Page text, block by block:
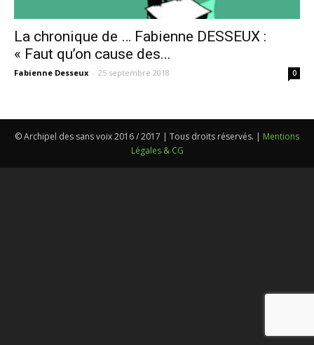
La chronique de … Fabienne DESSEUX :
« Faut qu’on cause des...
Fabienne Desseux - 25 septembre 2018 0
© Archipel des sans voix 2016 / 2017 | Tous droits réservés. | Mentions
Légales & CG